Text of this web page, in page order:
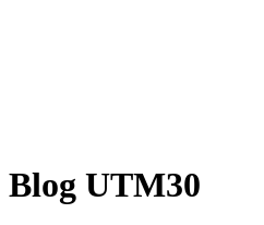
Blog UTM30